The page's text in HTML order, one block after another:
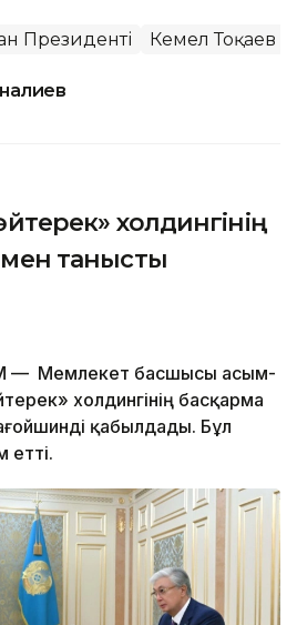
Президенті Кемел Тоқаев
холдингінің
танысты
— Мемлекет басшысы Қасым-
холдингінің басқарма
қабылдады. Бұл
етті.